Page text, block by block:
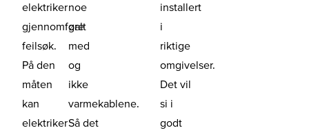
elektriker
gjennomføre
feilsøk.
På den
måten
kan
elektriker
noe
galt
med
og
ikke
varmekablene.
Så det
installert
i
riktige
omgivelser.
Det vil
si i
godt